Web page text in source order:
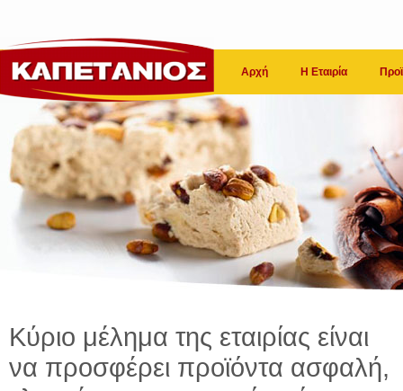
Αρχή Η Εταιρία
Κύριο μέλημα της εταιρίας είναι
να προσφέρει προϊόντα ασφαλή,